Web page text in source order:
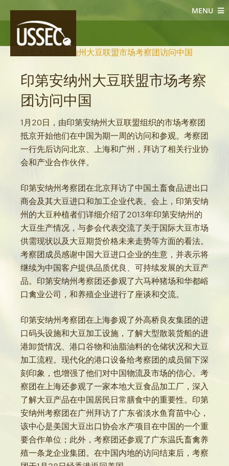
MENU
大豆新闻
印第安纳州大豆联盟市场考察团访问中国
印第安纳州大豆联盟市场考察
团访问中国
1月20日，由印第安纳州大豆联盟组织的市场考察团
抵京开始他们在中国为期一周的访问和参观。考察团
一行先后访问北京、上海和广州，拜访了相关行业协
会和产业合作伙伴。
印第安纳州考察团在北京拜访了中国土畜食品进出口
商会及其大豆进口和加工企业代表。会上，印第安纳
州的大豆种植者们详细介绍了2013年印第安纳州的
大豆生产情况，与参会代表交流了关于国际大豆市场
供需现状以及大豆期货价格未来走势等方面的看法。
考察团成员感谢中国大豆进口企业的生意，并表示将
继续为中国客户提供品质优良、可持续发展的大豆产
品。印第安纳州考察团还参观了六马种猪场和华都峪
口禽业公司，和养殖企业进行了座谈和交流。
印第安纳州考察团在上海参观了外高桥良友集团的进
口码头设施和大豆加工设施，了解大型散装货船的进
港卸货情况、港口谷物和油脂油料的仓储状况和大豆
加工流程。现代化的港口设备给考察团的成员留下深
刻印象，也增强了他们对中国物流及市场的信心。考
察团在上海还参观了一家本地大豆食品加工厂，深入
了解大豆产品在中国居民日常膳食中的重要性。印第
安纳州考察团在广州拜访了广东省淡水鱼育苗中心，
该中心是美国大豆出口协会水产项目在中国的一个重
要合作单位；此外，考察团还参观了广东温氏畜禽养
殖一条龙企业集团。在中国内地的访问结束后，考察